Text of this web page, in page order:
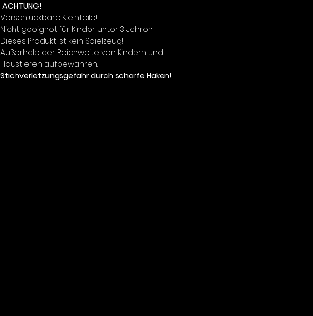
ACHTUNG!
Verschluckbare Kleinteile!
Nicht geeignet für Kinder unter 3 Jahren.
Dieses Produkt ist kein Spielzeug!
Außerhalb der Reichweite von Kindern und
Haustieren aufbewahren.
Stichverletzungsgefahr durch scharfe Haken!